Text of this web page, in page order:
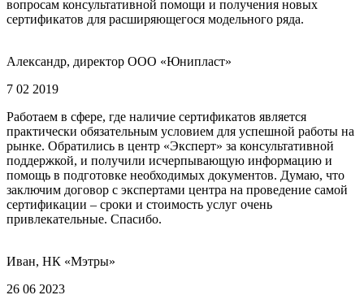
вопросам консультативной помощи и получения новых
сертификатов для расширяющегося модельного ряда.
Александр, директор ООО «Юнипласт»
7 02 2019
Работаем в сфере, где наличие сертификатов является
практически обязательным условием для успешной работы на
рынке. Обратились в центр «Эксперт» за консультативной
поддержкой, и получили исчерпывающую информацию и
помощь в подготовке необходимых документов. Думаю, что
заключим договор с экспертами центра на проведение самой
сертификации – сроки и стоимость услуг очень
привлекательные. Спасибо.
Иван, НК «Мэтры»
26 06 2023